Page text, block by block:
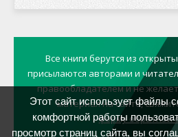
Все книги берутся из
присылаются авторами и
правообладателем и не
материал на сайте,
форму обратной
Этот сайт использует файлы
комфортной работы
просмотр страниц сайта, вы